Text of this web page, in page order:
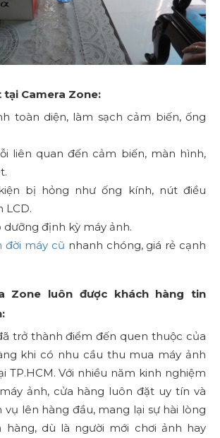
tại Camera Zone:
toàn diện, làm sạch cảm biến, ống
liên quan đến cảm biến, màn hình,
bị hỏng như ống kính, nút điều
LCD.
dưỡng định kỳ máy ảnh.
đời máy cũ nhanh chóng, giá rẻ cạnh
Zone luôn được khách hàng tin
trở thành điểm đến quen thuộc của
khi có nhu cầu thu mua máy ảnh
TP.HCM. Với nhiều năm kinh nghiệm
ảnh, cửa hàng luôn đặt uy tín và
lên hàng đầu, mang lại sự hài lòng
hàng, dù là người mới chơi ảnh hay